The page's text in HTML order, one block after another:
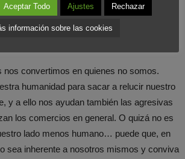
mayor, ya que al llegar a él comprobarán
producto… y éste será atrapado por varias
nos convertimos en quienes no somos.
humanidad para sacar a relucir nuestro
y a ello nos ayudan también las agresivas
los comercios en general. O quizá no es
lado menos humano… puede que, en
sea inherente a nosotros mismos y conviva
Aceptar Todo Ajustes Rechazar
información sobre las cookies